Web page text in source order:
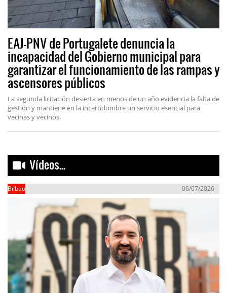
EAJ-PNV de Portugalete denuncia la
incapacidad del Gobierno municipal para
garantizar el funcionamiento de las rampas y
ascensores públicos
La segunda licitación desierta en menos de un año evidencia la falta de
gestión y mantiene en la incertidumbre un servicio esencial para
vecinas y vecinos.
Vídeos...
Bilbao 06/07/2026